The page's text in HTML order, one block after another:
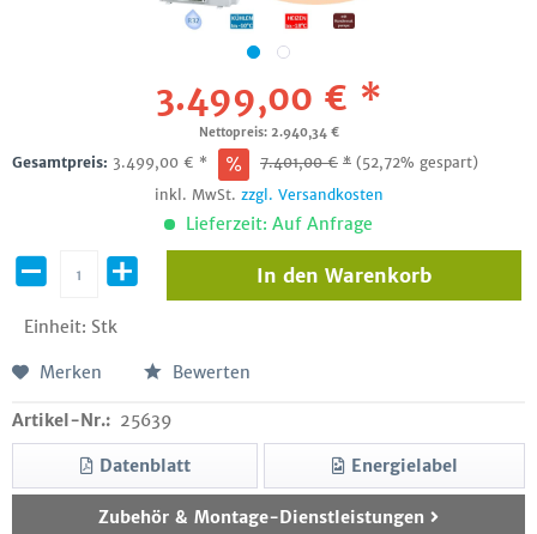
3.499,00 € *
Nettopreis: 2.940,34 €
Gesamtpreis: 3.499,00 € * 7.401,00€ * (52,72% gespart)
inkl. MwSt. zzgl. Versandkosten
Lieferzeit: Auf Anfrage
Einheit: Stk
In den Warenkorb
Merken Bewerten
Artikel-Nr.: 25639
Datenblatt Energielabel
Zubehör & Montage-Dienstleistungen